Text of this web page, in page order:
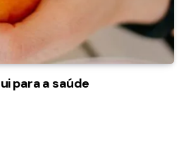
para a saúde